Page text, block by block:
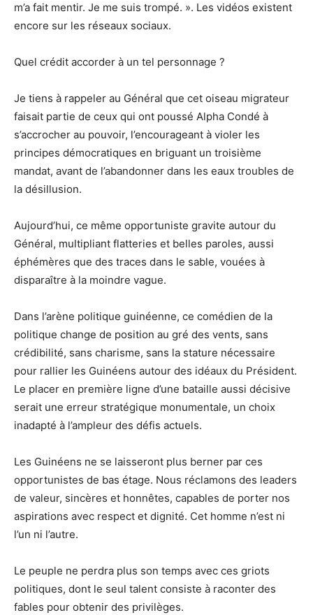
m’a fait mentir. Je me suis trompé. ». Les vidéos existent
encore sur les réseaux sociaux.
Quel crédit accorder à un tel personnage ?
Je tiens à rappeler au Général que cet oiseau migrateur
faisait partie de ceux qui ont poussé Alpha Condé à
s’accrocher au pouvoir, l’encourageant à violer les
principes démocratiques en briguant un troisième
mandat, avant de l’abandonner dans les eaux troubles de
la désillusion.
Aujourd’hui, ce même opportuniste gravite autour du
Général, multipliant flatteries et belles paroles, aussi
éphémères que des traces dans le sable, vouées à
disparaître à la moindre vague.
Dans l’arène politique guinéenne, ce comédien de la
politique change de position au gré des vents, sans
crédibilité, sans charisme, sans la stature nécessaire
pour rallier les Guinéens autour des idéaux du Président.
Le placer en première ligne d’une bataille aussi décisive
serait une erreur stratégique monumentale, un choix
inadapté à l’ampleur des défis actuels.
Les Guinéens ne se laisseront plus berner par ces
opportunistes de bas étage. Nous réclamons des leaders
de valeur, sincères et honnêtes, capables de porter nos
aspirations avec respect et dignité. Cet homme n’est ni
l’un ni l’autre.
Le peuple ne perdra plus son temps avec ces griots
politiques, dont le seul talent consiste à raconter des
fables pour obtenir des privilèges.